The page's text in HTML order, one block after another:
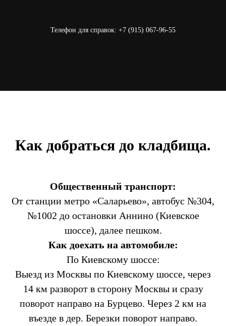
Телефон для справок: +7 (915) 067-96-55
Как добраться до кладбища.
Общественный транспорт:
От станции метро «Саларьево», автобус №304,
№1002 до остановки Аннино (Киевское
шоссе), далее пешком.
Как доехать на автомобиле:
По Киевскому шоссе:
Выезд из Москвы по Киевскому шоссе, через
14 км разворот в сторону Москвы и сразу
поворот направо на Бурцево. Через 2 км на
въезде в дер. Березки поворот направо.